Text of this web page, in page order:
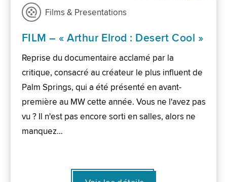
Films & Presentations
FILM – « Arthur Elrod : Desert Cool »
Reprise du documentaire acclamé par la
critique, consacré au créateur le plus influent de
Palm Springs, qui a été présenté en avant-
première au MW cette année. Vous ne l'avez pas
vu ? Il n'est pas encore sorti en salles, alors ne
manquez…